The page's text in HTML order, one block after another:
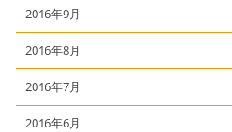
2016年9月
2016年8月
2016年7月
2016年6月